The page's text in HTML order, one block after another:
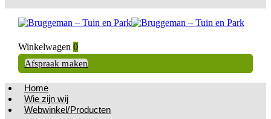
Winkelwagen 0
Afspraak maken
Home
Wie zijn wij
Webwinkel/Producten